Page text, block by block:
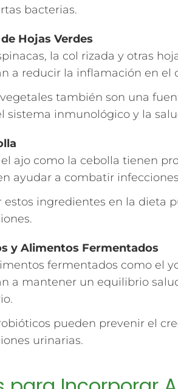
bacterias.
Hojas Verdes
la col rizada y otras
a reducir la inflamación en el
vegetales también son una
sistema inmunológico y la
el ajo como la cebolla tienen
ayudar a combatir
estos ingredientes en la dieta
y Alimentos Fermentados
fermentados como el
a mantener un equilibrio
pueden prevenir el
urinarias.